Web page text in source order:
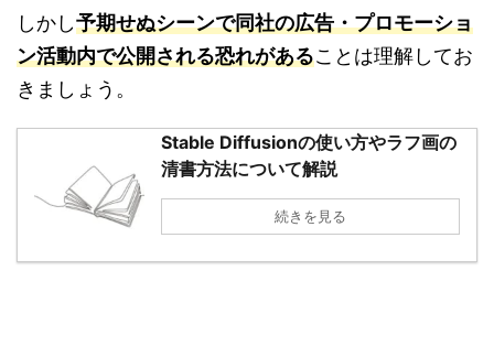
しかし予期せぬシーンで同社の広告・プロモーショ
ン活動内で公開される恐れがあることは理解してお
きましょう。
Stable Diffusionの使い方やラフ画の
清書方法について解説
続きを見る